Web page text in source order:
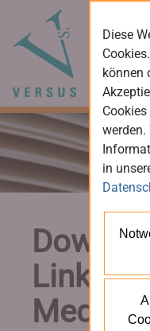
Links
Medien
Diese
können
werden.
in